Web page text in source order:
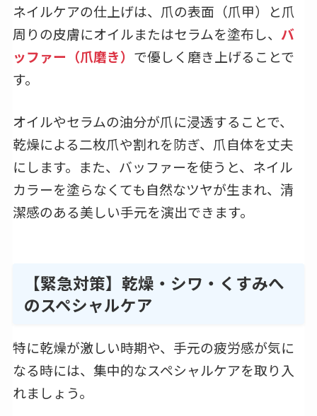
ネイルケアの仕上げは、爪の表面（爪甲）と爪
周りの皮膚にオイルまたはセラムを塗布し、 バ
ッファー（爪磨き） で優しく磨き上げることで
す。
オイルやセラムの油分が爪に浸透することで、
乾燥による二枚爪や割れを防ぎ、爪自体を丈夫
にします。また、バッファーを使うと、ネイル
カラーを塗らなくても自然なツヤが生まれ、清
潔感のある美しい手元を演出できます。
【緊急対策】乾燥・シワ・くすみへ
のスペシャルケア
特に乾燥が激しい時期や、手元の疲労感が気に
なる時には、集中的なスペシャルケアを取り入
れましょう。